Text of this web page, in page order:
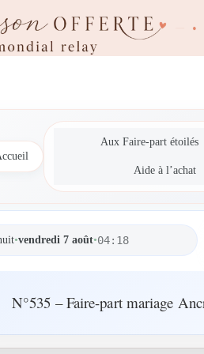
Aux Faire-part étoilés
Aide à l’achat
•vendredi 7 août•04:18
N°535 – Faire-part